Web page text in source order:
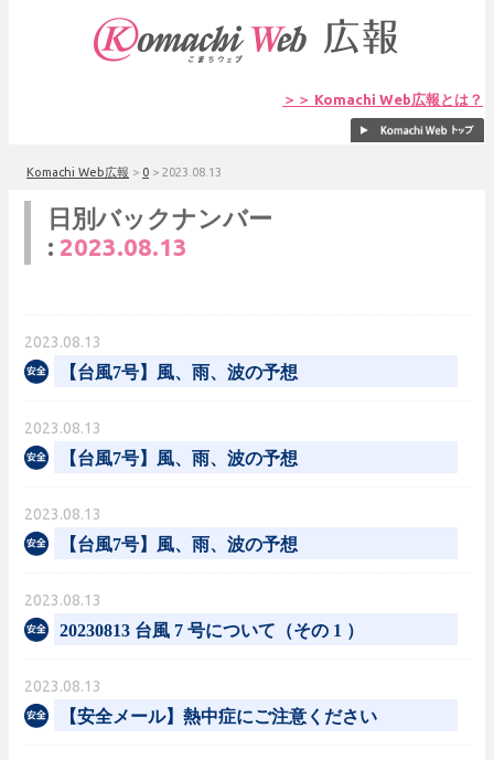
＞＞ Komachi Web広報とは？
Komachi Web広報 > 0 > 2023.08.13
日別バックナンバー
: 2023.08.13
2023.08.13
【台風7号】風、雨、波の予想
2023.08.13
【台風7号】風、雨、波の予想
2023.08.13
【台風7号】風、雨、波の予想
2023.08.13
20230813 台風 7 号について（その 1 ）
2023.08.13
【安全メール】熱中症にご注意ください